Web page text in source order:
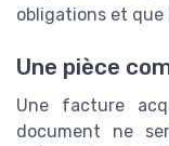
obligations et
Une pièce
Une facture
document ne